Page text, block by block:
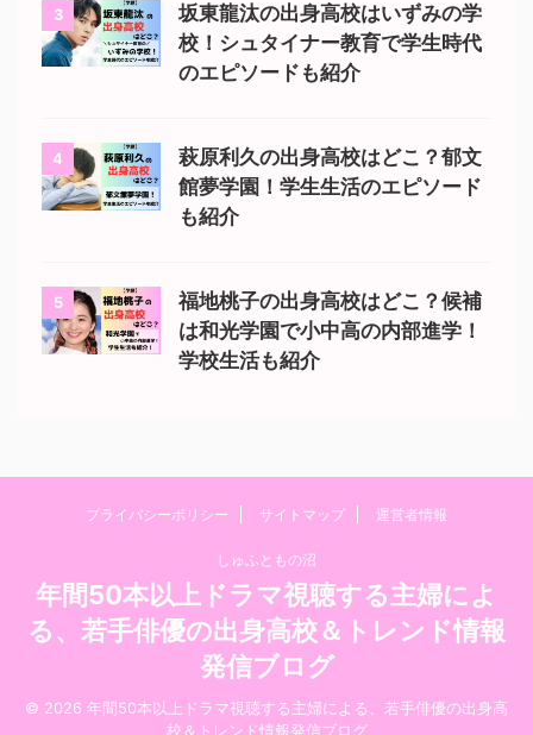
3
坂東龍汰の出身高校はいずみの学
校！シュタイナー教育で学生時代
のエピソードも紹介
4
萩原利久の出身高校はどこ？郁文
館夢学園！学生生活のエピソード
も紹介
5
福地桃子の出身高校はどこ？候補
は和光学園で小中高の内部進学！
学校生活も紹介
プライバシーポリシー サイトマップ 運営者情報
しゅふともの沼
年間50本以上ドラマ視聴する主婦によ
る、若手俳優の出身高校＆トレンド情報
発信ブログ
© 2026 年間50本以上ドラマ視聴する主婦による、若手俳優の出身高
校＆トレンド情報発信ブログ